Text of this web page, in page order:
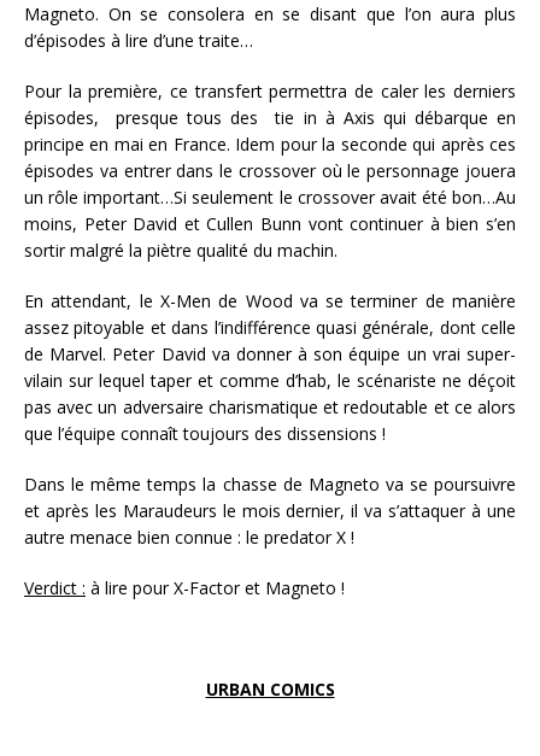
Magneto. On se consolera en se disant que l’on aura plus
d’épisodes à lire d’une traite…
Pour la première, ce transfert permettra de caler les derniers
épisodes, presque tous des tie in à Axis qui débarque en
principe en mai en France. Idem pour la seconde qui après ces
épisodes va entrer dans le crossover où le personnage jouera
un rôle important…Si seulement le crossover avait été bon…Au
moins, Peter David et Cullen Bunn vont continuer à bien s’en
sortir malgré la piètre qualité du machin.
En attendant, le X-Men de Wood va se terminer de manière
assez pitoyable et dans l’indifférence quasi générale, dont celle
de Marvel. Peter David va donner à son équipe un vrai super-
vilain sur lequel taper et comme d’hab, le scénariste ne déçoit
pas avec un adversaire charismatique et redoutable et ce alors
que l’équipe connaît toujours des dissensions !
Dans le même temps la chasse de Magneto va se poursuivre
et après les Maraudeurs le mois dernier, il va s’attaquer à une
autre menace bien connue : le predator X !
Verdict : à lire pour X-Factor et Magneto !
URBAN COMICS